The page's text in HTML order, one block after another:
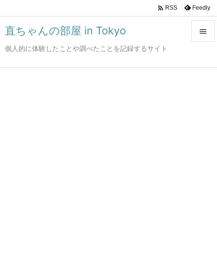
直ちゃんの部屋 in Tokyo
個人的に体験したことや調べたことを記録するサイト

 RSS Feedly